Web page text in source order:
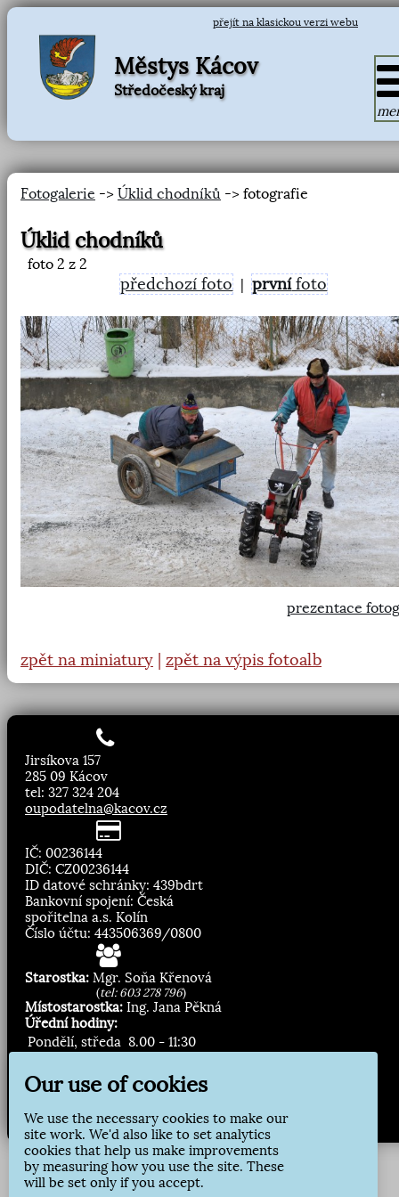
přejít na klasickou verzi webu
Městys Kácov
Středočeský kraj
Fotogalerie -> Úklid chodníků -> fotografie
Úklid chodníků
foto 2 z 2
předchozí foto |prvnífoto
prezentace
zpět na miniatury zpět na výpis fotoalb
Jirsíkova 157
285 09 Kácov
tel: 327 324 204
oupodatelna@kacov.cz
IČ: 00236144
DIČ: CZ00236144
ID datové schránky: 439bdrt
Bankovní spojení: Česká
spořitelna a.s. Kolín
Číslo účtu: 443506369/0800
Starostka: Mgr. Soňa Křenová
(tel: 603 278 796)
Místostarostka: Ing. Jana Pěkná
Úřední hodiny:
Pondělí, středa 8.00 - 11:30
Přihlásit odběr
Our use of cookies
We use the necessary cookies to make our
site work. We'd also like to set analytics
cookies that help us make improvements
by measuring how you use the site. These
will be set only if you accept.